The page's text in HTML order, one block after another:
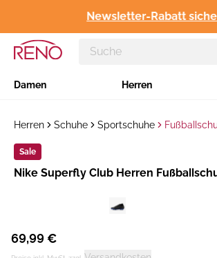
Newsletter-Rabatt
Damen Herren
Herren Schuhe Sportschuhe
Sale
Hersteller:
Nike Superfly Club Herren
69,99 €